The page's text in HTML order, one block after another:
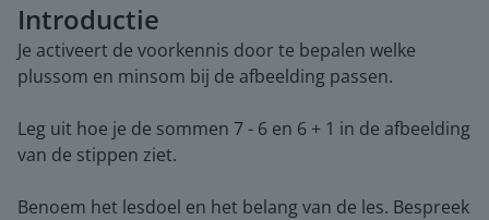
Introductie
Je activeert de voorkennis door te bepalen welke
plussom en minsom bij de afbeelding passen.
Leg uit hoe je de sommen 7 - 6 en 6 + 1 in de afbeelding
van de stippen ziet.
Benoem het lesdoel en het belang van de les. Bespreek